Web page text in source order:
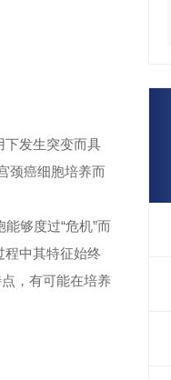
下发生突变而具
颈癌细胞培养而
够度过“危机”而
程中其特征始终
，有可能在培养